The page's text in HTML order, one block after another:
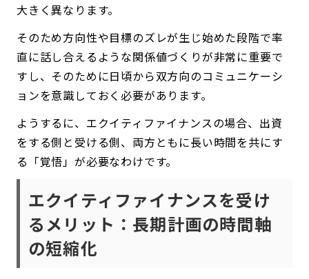
大きく異なります。
そのため方向性や目標のズレが生じ始めた段階で率
直に話し合えるような関係値づくりが非常に重要で
すし、そのために日頃から双方向のコミュニケーシ
ョンを意識しておく必要があります。
ようするに、エクイティファイナンスの場合、出資
をする側と受ける側、両方ともに長い時間を共にす
る「覚悟」が必要なわけです。
エクイティファイナンスを受け
るメリット：長期計画の時間軸
の短縮化